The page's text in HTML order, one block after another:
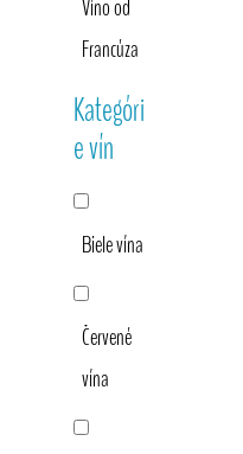
Víno od
Francúza
Kategóri
e vín
Biele vína
Červené
vína